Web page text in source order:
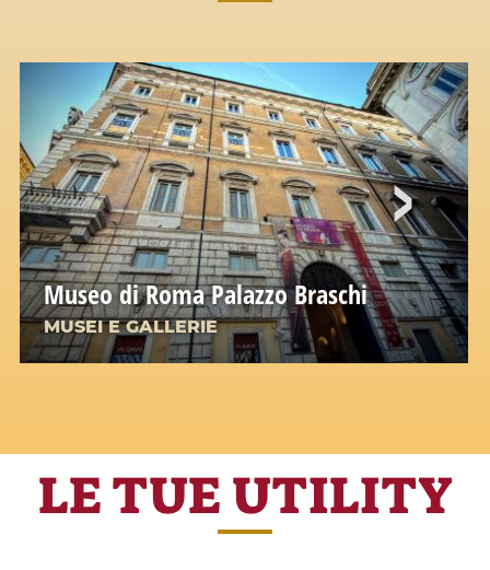
Museo di Roma Palazzo Braschi
MUSEI E GALLERIE
LE TUE UTILITY